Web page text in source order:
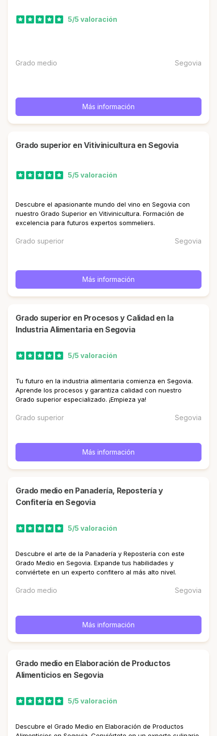
5/5 valoración
Grado medio Segovia
Más información
Grado superior en Vitivinicultura en Segovia
5/5 valoración
Descubre el apasionante mundo del vino en Segovia con
nuestro Grado Superior en Vitivinicultura. Formación de
excelencia para futuros expertos sommeliers.
Grado superior Segovia
Más información
Grado superior en Procesos y Calidad en la
Industria Alimentaria en Segovia
5/5 valoración
Tu futuro en la industria alimentaria comienza en Segovia.
Aprende los procesos y garantiza calidad con nuestro
Grado superior especializado. ¡Empieza ya!
Grado superior Segovia
Más información
Grado medio en Panadería, Repostería y
Confitería en Segovia
5/5 valoración
Descubre el arte de la Panadería y Repostería con este
Grado Medio en Segovia. Expande tus habilidades y
conviértete en un experto confitero al más alto nivel.
Grado medio Segovia
Más información
Grado medio en Elaboración de Productos
Alimenticios en Segovia
5/5 valoración
Descubre el Grado Medio en Elaboración de Productos